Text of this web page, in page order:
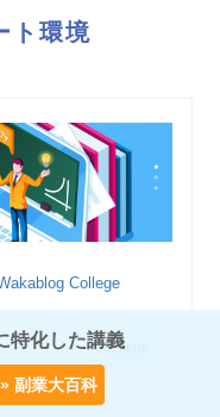
ト環境
College
COLLEGE
特化した講義